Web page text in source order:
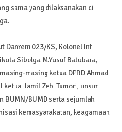
sama yang dilaksanakan di
Danrem 023/KS, Kolonel Inf
Sibolga M.Yusuf Batubara,
masing ketua DPRD Ahmad
ketua Jamil Zeb Tumori, unsur
BUMN/BUMD serta sejumlah
kemasyarakatan, keagamaan